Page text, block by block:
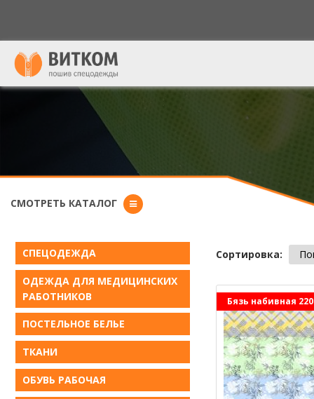
СМОТРЕТЬ КАТАЛОГ
СПЕЦОДЕЖДА
ОДЕЖДА ДЛЯ МЕДИЦИНСКИХ
РАБОТНИКОВ
ПОСТЕЛЬНОЕ БЕЛЬE
ТКАНИ
ОБУВЬ РАБОЧАЯ
Сортировка:
Бязь набивная 220